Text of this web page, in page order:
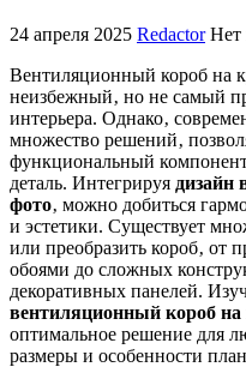
24 апреля 2025 Redactor Нет
Вентиляционный короб на
неизбежный‚ но не самый
интерьера. Однако‚
множество решений‚
функциональный
деталь. Интегрируя дизайн
фото‚ можно добиться
и эстетики. Существует
или преобразить короб‚ от
обоями до сложных
декоративных панелей.
вентиляционный короб на
оптимальное решение для
размеры и особенности